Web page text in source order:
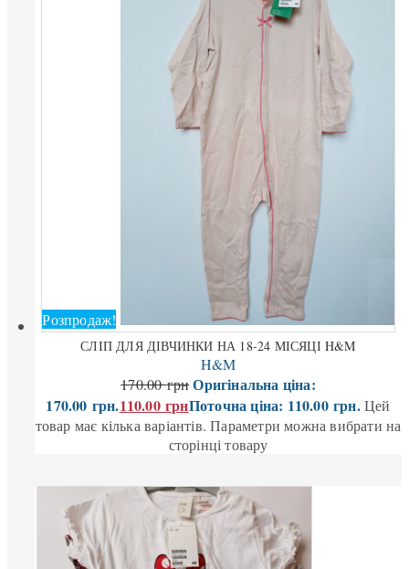
Розпродаж!
СЛІП ДЛЯ ДІВЧИНКИ НА 18-24 МІСЯЦІ H&M
H&M
170.00грн Оригінальна ціна:
170.00 грн.110.00грнПоточна ціна: 110.00 грн. Цей
товар має кілька варіантів. Параметри можна вибрати на
сторінці товару